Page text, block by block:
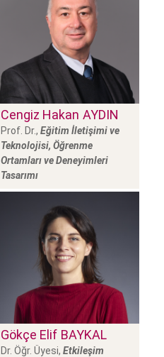
Cengiz Hakan AYDIN
Prof. Dr., Eğitim İletişimi ve
Teknolojisi, Öğrenme
Ortamları ve Deneyimleri
Tasarımı
Gökçe Elif BAYKAL
Dr. Öğr. Üyesi, Etkileşim